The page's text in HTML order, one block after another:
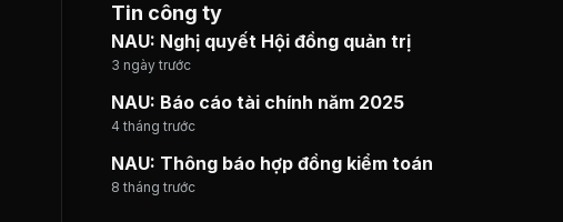
Tin công ty
NAU: Nghị quyết Hội đồng quản trị
3 ngày trước
NAU: Báo cáo tài chính năm 2025
4 tháng trước
NAU: Thông báo hợp đồng kiểm toán
8 tháng trước